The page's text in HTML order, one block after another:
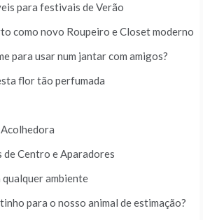
para festivais de Verão
como novo Roupeiro e Closet moderno
para usar num jantar com amigos?
flor tão perfumada
Acolhedora
de Centro e Aparadores
ambiente
para o nosso animal de estimação?